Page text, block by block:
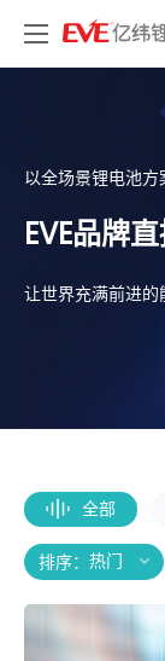
以全场景锂电池
EVE品牌
让世界充满前进的
全部
排序：